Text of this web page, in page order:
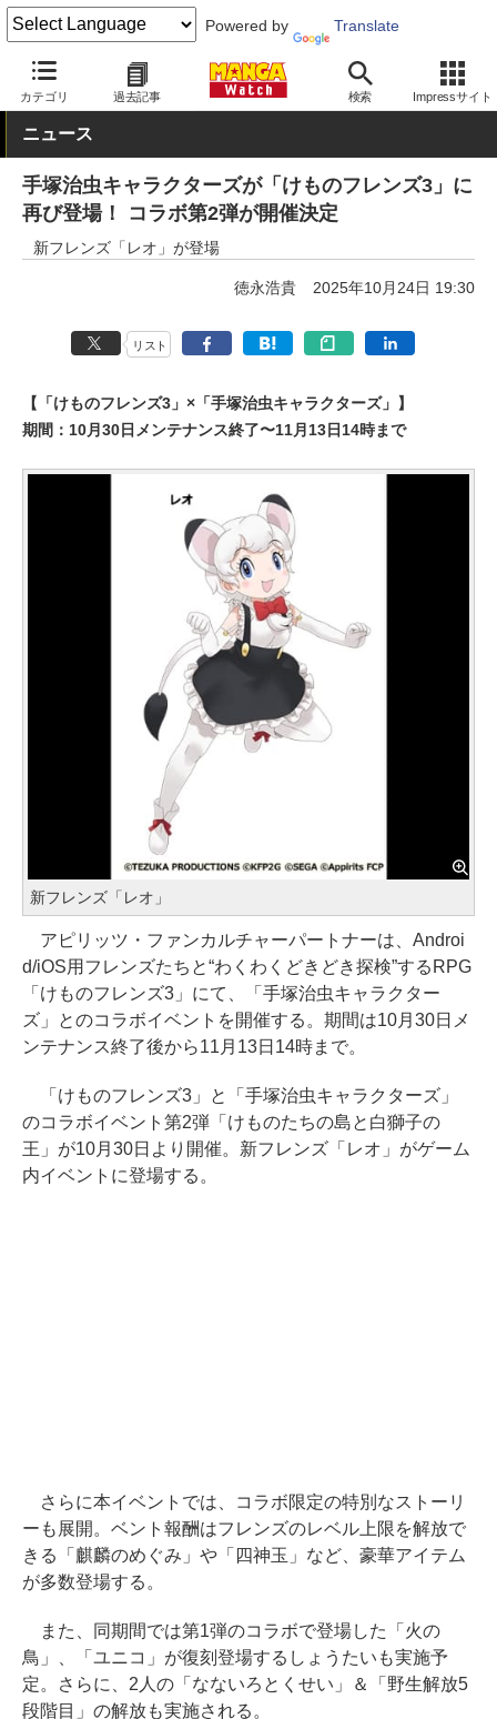
Powered by Translate
カテゴリ 過去記事 検索 Impressサイト
MANGA Watch 漫画家
ニュース
手塚治虫キャラクターズが「けものフレンズ3」に
再び登場！ コラボ第2弾が開催決定
新フレンズ「レオ」が登場
徳永浩貴 2025年10月24日 19:30
リスト
【「けものフレンズ3」×「手塚治虫キャラクターズ」】
期間：10月30日メンテナンス終了〜11月13日14時まで
新フレンズ「レオ」
アピリッツ・ファンカルチャーパートナーは、Androi
d/iOS用フレンズたちと“わくわくどきどき探検”するRPG
「けものフレンズ3」にて、「手塚治虫キャラクター
ズ」とのコラボイベントを開催する。期間は10月30日メ
ンテナンス終了後から11月13日14時まで。
「けものフレンズ3」と「手塚治虫キャラクターズ」
のコラボイベント第2弾「けものたちの島と白獅子の
王」が10月30日より開催。新フレンズ「レオ」がゲーム
内イベントに登場する。
さらに本イベントでは、コラボ限定の特別なストーリ
ーも展開。ベント報酬はフレンズのレベル上限を解放で
きる「麒麟のめぐみ」や「四神玉」など、豪華アイテム
が多数登場する。
また、同期間では第1弾のコラボで登場した「火の
鳥」、「ユニコ」が復刻登場するしょうたいも実施予
定。さらに、2人の「なないろとくせい」＆「野生解放5
段階目」の解放も実施される。